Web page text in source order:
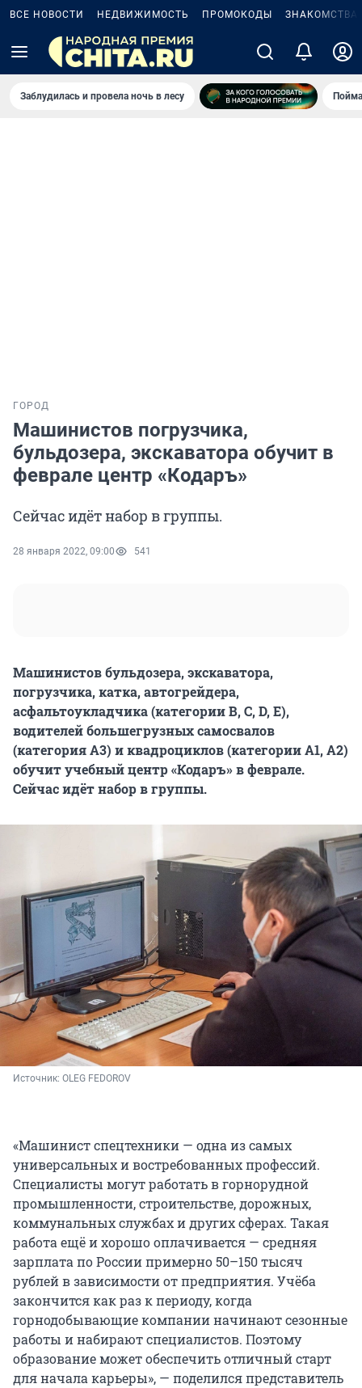
ВСЕ НОВОСТИ НЕДВИЖИМОСТЬ ПРОМОКОДЫ ЗНАКОМСТВА
Заблудилась и провела ночь в лесу
ГОРОД
Машинистов погрузчика,
бульдозера, экскаватора обучит в
феврале центр «Кодаръ»
Сейчас идёт набор в группы.
28 января 2022, 09:00 541
Машинистов бульдозера, экскаватора,
погрузчика, катка, автогрейдера,
асфальтоукладчика (категории B, C, D, E),
водителей большегрузных самосвалов
(категория А3) и квадроциклов (категории А1, А2)
обучит учебный центр «Кодаръ» в феврале.
Сейчас идёт набор в группы.
Источник: OLEG FEDOROV
«Машинист спецтехники — одна из самых
универсальных и востребованных профессий.
Специалисты могут работать в горнорудной
промышленности, строительстве, дорожных,
коммунальных службах и других сферах. Такая
работа ещё и хорошо оплачивается — средняя
зарплата по России примерно 50–150 тысяч
рублей в зависимости от предприятия. Учёба
закончится как раз к периоду, когда
горнодобывающие компании начинают сезонные
работы и набирают специалистов. Поэтому
образование может обеспечить отличный старт
для начала карьеры», — поделился представитель